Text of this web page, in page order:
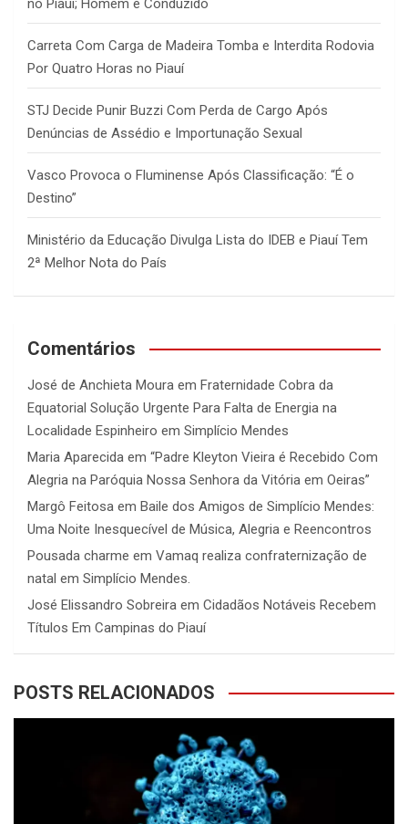
no Piauí; Homem é Conduzido
Carreta Com Carga de Madeira Tomba e Interdita Rodovia
Por Quatro Horas no Piauí
STJ Decide Punir Buzzi Com Perda de Cargo Após
Denúncias de Assédio e Importunação Sexual
Vasco Provoca o Fluminense Após Classificação: “É o
Destino”
Ministério da Educação Divulga Lista do IDEB e Piauí Tem
2ª Melhor Nota do País
Comentários
José de Anchieta Moura em Fraternidade Cobra da
Equatorial Solução Urgente Para Falta de Energia na
Localidade Espinheiro em Simplício Mendes
Maria Aparecida em “Padre Kleyton Vieira é Recebido Com
Alegria na Paróquia Nossa Senhora da Vitória em Oeiras”
Margô Feitosa em Baile dos Amigos de Simplício Mendes:
Uma Noite Inesquecível de Música, Alegria e Reencontros
Pousada charme em Vamaq realiza confraternização de
natal em Simplício Mendes.
José Elissandro Sobreira em Cidadãos Notáveis Recebem
Títulos Em Campinas do Piauí
POSTS RELACIONADOS